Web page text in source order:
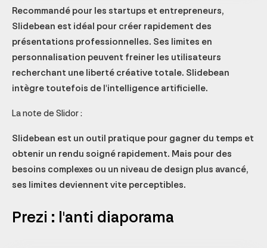
Recommandé pour les startups et entrepreneurs,
Slidebean est idéal pour créer rapidement des
présentations professionnelles. Ses limites en
personnalisation peuvent freiner les utilisateurs
recherchant une liberté créative totale. Slidebean
intègre toutefois de l'intelligence artificielle.
La note de Slidor :
Slidebean est un outil pratique pour gagner du temps et
obtenir un rendu soigné rapidement. Mais pour des
besoins complexes ou un niveau de design plus avancé,
ses limites deviennent vite perceptibles.
Prezi : l'anti diaporama